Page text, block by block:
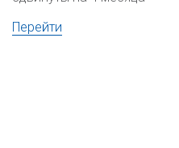
Перейти